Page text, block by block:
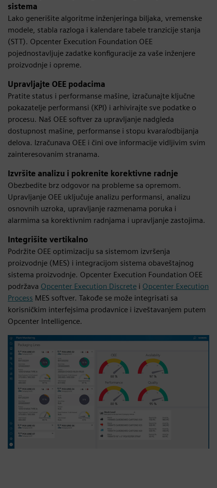
sistema
Lako generišite algoritme inženjeringa biljaka, vremenske
modele, stabla razloga i kalendare tabele tranzicije stanja
(STT). Opcenter Execution Foundation OEE
pojednostavljuje zadatke konfiguracije za vaše inženjere
proizvodnje i opreme.
Upravljajte OEE podacima
Pratite status i performanse mašine, izračunajte ključne
pokazatelje performansi (KPI) i arhivirajte sve podatke o
procesu. Naš OEE softver za upravljanje nadgleda
dostupnost mašine, performanse i stopu kvara/odbijanja
delova. Izračunava OEE i čini ove informacije vidljivim svim
zainteresovanim stranama.
Izvršite analizu i pokrenite korektivne radnje
Obezbedite brz odgovor na probleme sa opremom.
Upravljanje OEE uključuje analizu performansi, analizu
osnovnih uzroka, upravljanje razmenama poruka i
alarmima sa korektivnim radnjama i upravljanje zastojima.
Integrišite vertikalno
Podržite OEE optimizaciju sa sistemom izvršenja
proizvodnje (MES) i integracijom sistema obaveštajnog
sistema proizvodnje. Opcenter Execution Foundation OEE
podržava Opcenter Execution Discrete i Opcenter Execution
Process MES softver. Takođe se može integrisati sa
korisničkim interfejsima prodavnice i izveštavanjem putem
Opcenter Intelligence.